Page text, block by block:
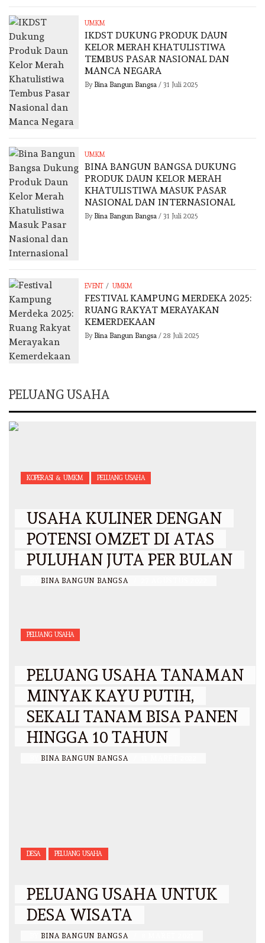
UMKM
IKDST DUKUNG PRODUK DAUN
KELOR MERAH KHATULISTIWA
TEMBUS PASAR NASIONAL DAN
MANCA NEGARA
By Bina Bangun Bangsa/ 31 Juli 2025
UMKM
BINA BANGUN BANGSA DUKUNG
PRODUK DAUN KELOR MERAH
KHATULISTIWA MASUK PASAR
NASIONAL DAN INTERNASIONAL
By Bina Bangun Bangsa/ 31 Juli 2025
EVENT / UMKM
FESTIVAL KAMPUNG MERDEKA 2025:
RUANG RAKYAT MERAYAKAN
KEMERDEKAAN
By Bina Bangun Bangsa/ 28 Juli 2025
PELUANG USAHA
KOPERASI & UMKM PELUANG USAHA
USAHA KULINER DENGAN
POTENSI OMZET DI ATAS
PULUHAN JUTA PER BULAN
BINA BANGUN BANGSA
PELUANG USAHA
PELUANG USAHA TANAMAN
MINYAK KAYU PUTIH,
SEKALI TANAM BISA PANEN
HINGGA 10 TAHUN
BINA BANGUN BANGSA
DESA PELUANG USAHA
PELUANG USAHA UNTUK
DESA WISATA
BINA BANGUN BANGSA